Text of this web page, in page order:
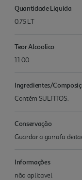
Quantidade Liquida
0.75 LT
Teor Alcoolico
11.00
Ingredientes/
Contém SULFITOS.
Conservação
Guardar a garrafa
Informações
não aplicavel